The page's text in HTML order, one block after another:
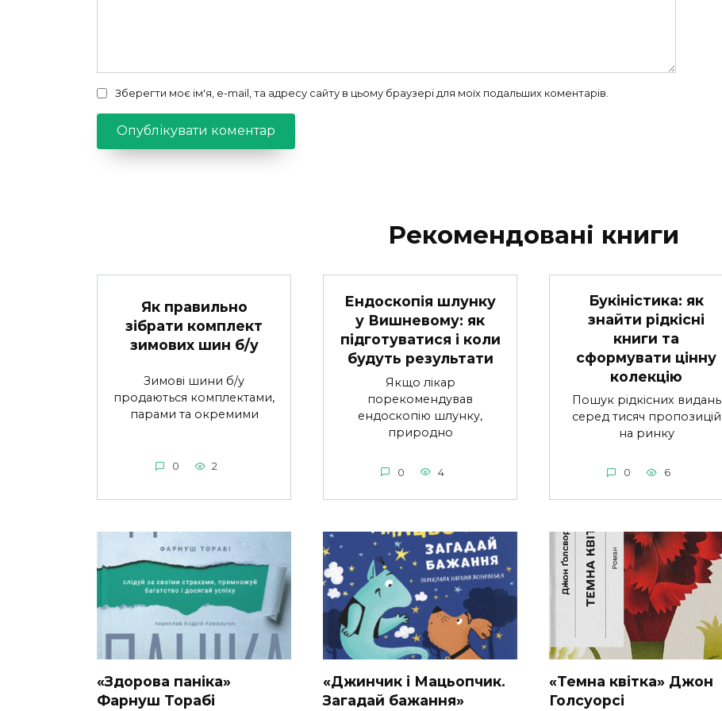
Зберегти моє ім'я, e-mail, та адресу сайту в цьому браузері для моїх подальших коментарів.
Рекомендовані книги
Як правильно
зібрати комплект
зимових шин б/у
Зимові шини б/у
продаються комплектами,
парами та окремими
0 2
Ендоскопія шлунку
у Вишневому: як
підготуватися і коли
будуть результати
Якщо лікар
порекомендував
ендоскопію шлунку,
природно
0 4
Букіністика: як
знайти рідкісні
книги та
сформувати цінну
колекцію
Пошук рідкісних видань
серед тисяч пропозицій
на ринку
0 6
«Здорова паніка»
Фарнуш Торабі
«Джинчик і Мацьопчик.
Загадай бажання»
«Темна квітка» Джон
Голсуорсі